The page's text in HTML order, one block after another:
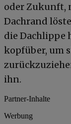
oder Zukunft,
Dachrand
die Dachlippe
kopfüber, um
ihn.
Partner-Inhalte
Werbung